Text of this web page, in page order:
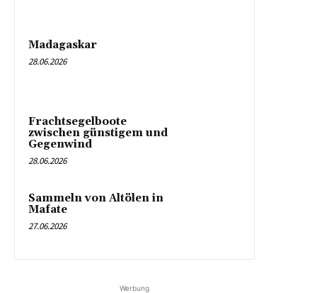
Madagaskar
28.06.2026
Frachtsegelboote
zwischen günstigem und
Gegenwind
28.06.2026
Sammeln von Altölen in
Mafate
27.06.2026
Werbung